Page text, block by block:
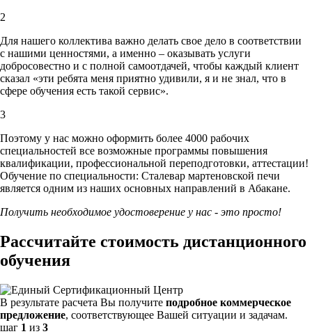
2
Для нашего коллектива важно делать свое дело в соответствии
с нашими ценностями, а именно – оказывать услуги
добросовестно и с полной самоотдачей, чтобы каждый клиент
сказал «эти ребята меня приятно удивили, я и не знал, что в
сфере обучения есть такой сервис».
3
Поэтому у нас можно оформить более 4000 рабочих
специальностей все возможные программы повышения
квалификации, профессиональной переподготовки, аттестации!
Обучение по специальности: Сталевар мартеновской печи
является одним из наших основных направлений в Абакане.
Получить необходимое удостоверение у нас - это просто!
Рассчитайте стоимость дистанционного
обучения
В результате расчета Вы получите подробное коммерческое
предложение, соответствующее Вашей ситуации и задачам.
шаг 1 из 3